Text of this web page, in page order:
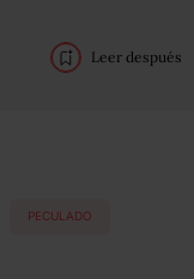
Leer después
PECULADO